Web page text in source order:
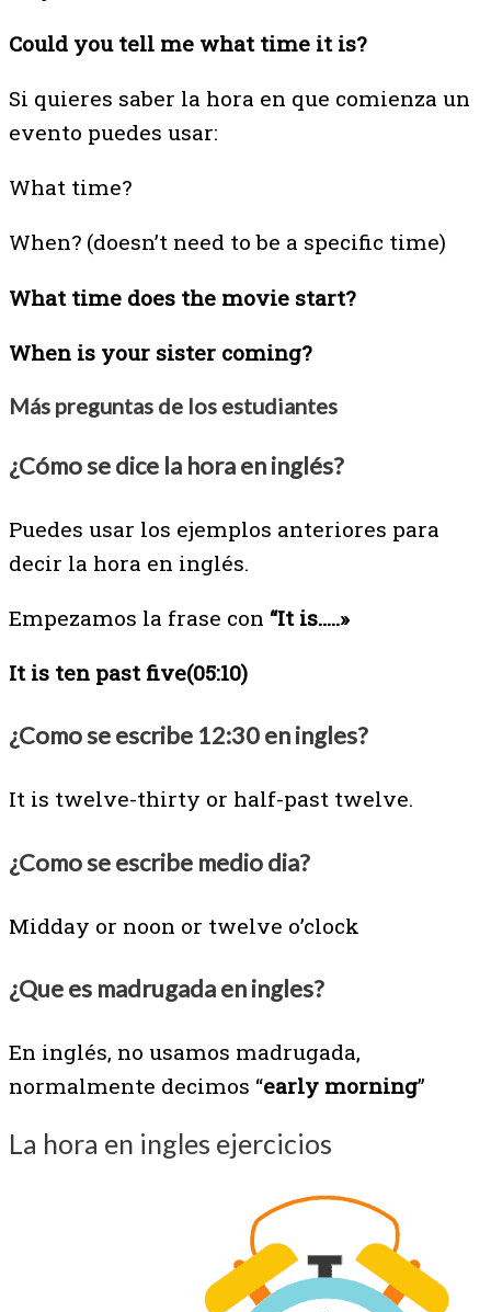
Could you tell me what time it is?
Si quieres saber la hora en que comienza un
evento puedes usar:
What time?
When? (doesn’t need to be a specific time)
What time does the movie start?
When is your sister coming?
Más preguntas de los estudiantes
¿Cómo se dice la hora en inglés?
Puedes usar los ejemplos anteriores para
decir la hora en inglés.
Empezamos la frase con “It is…..»
It is ten past five(05:10)
¿Como se escribe 12:30 en ingles?
It is twelve-thirty or half-past twelve.
¿Como se escribe medio dia?
Midday or noon or twelve o’clock
¿Que es madrugada en ingles?
En inglés, no usamos madrugada,
normalmente decimos “early morning”
La hora en ingles ejercicios